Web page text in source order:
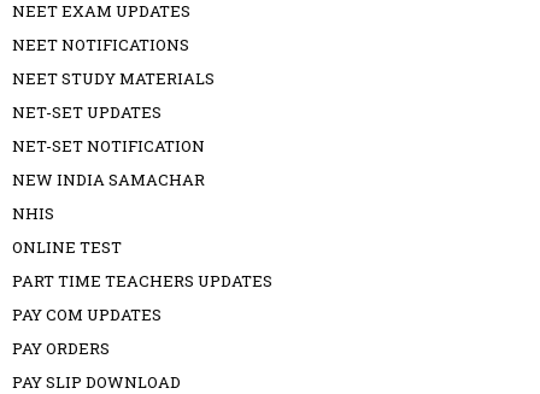
NEET EXAM UPDATES
NEET NOTIFICATIONS
NEET STUDY MATERIALS
NET-SET UPDATES
NET-SET NOTIFICATION
NEW INDIA SAMACHAR
NHIS
ONLINE TEST
PART TIME TEACHERS UPDATES
PAY COM UPDATES
PAY ORDERS
PAY SLIP DOWNLOAD